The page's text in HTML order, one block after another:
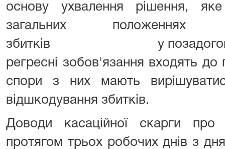
основу ухвалення рішення,
загальних положеннях
збитків у
регресні зобов'язання входять до
спори з них мають
відшкодування збитків.
Доводи касаційної скарги
протягом трьох робочих днів з